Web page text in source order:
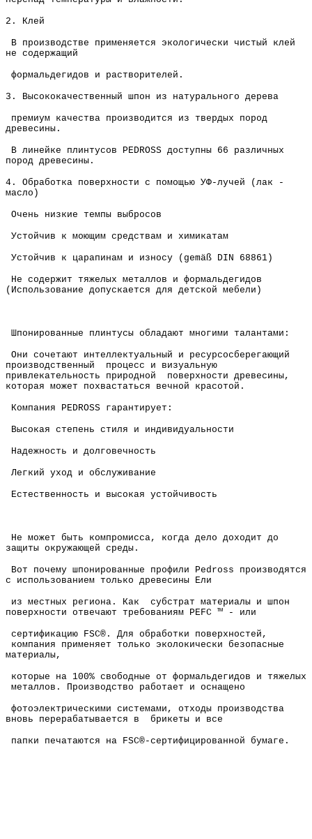
2. Клей
В производстве применяется экологически чистый клей
не содержащий
формальдегидов и растворителей.
3. Высококачественный шпон из натурального дерева
премиум качества производится из твердых пород
древесины.
В линейке плинтусов PEDROSS доступны 66 различных
пород древесины.
4. Обработка поверхности с помощью УФ-лучей (лак -
масло)
Очень низкие темпы выбросов
Устойчив к моющим средствам и химикатам
Устойчив к царапинам и износу (gemäß DIN 68861)
Не содержит тяжелых металлов и формальдегидов
(Использование допускается для детской мебели)
Шпонированные плинтусы обладают многими талантами:
Они сочетают интеллектуальный и ресурсосберегающий
производственный процесс и визуальную
привлекательность природной поверхности древесины,
которая может похвастаться вечной красотой.
Компания PEDROSS гарантирует:
Высокая степень стиля и индивидуальности
Надежность и долговечность
Легкий уход и обслуживание
Естественность и высокая устойчивость
Не может быть компромисса, когда дело доходит до
защиты окружающей среды.
Вот почему шпонированные профили Pedross производятся
с использованием только древесины Ели
из местных региона. Как субстрат материалы и шпон
поверхности отвечают требованиям PEFC ™ - или
сертификацию FSC®. Для обработки поверхностей,
компания применяет только эколокически безопасные
материалы,
которые на 100% свободные от формальдегидов и тяжелых
металлов. Производство работает и оснащено
фотоэлектрическими системами, отходы производства
вновь перерабатывается в брикеты и все
папки печатаются на FSC®-сертифицированной бумаге.